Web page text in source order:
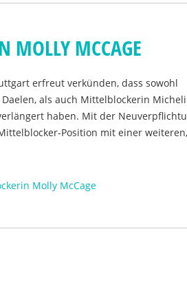
MOLLY MCCAGE
erfreut verkünden, dass sowohl
als auch Mittelblockerin Micheli
haben. Mit der
Position mit einer weiteren,
Molly McCage